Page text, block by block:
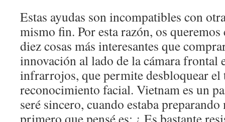
Estas ayudas son incompatibles con
mismo fin. Por esta razón, os
diez cosas más interesantes que
innovación al lado de la cámara frontal
infrarrojos, que permite desbloquear
reconocimiento facial. Vietnam es un
seré sincero, cuando estaba
primero que pensé es: ¿ Es bastante